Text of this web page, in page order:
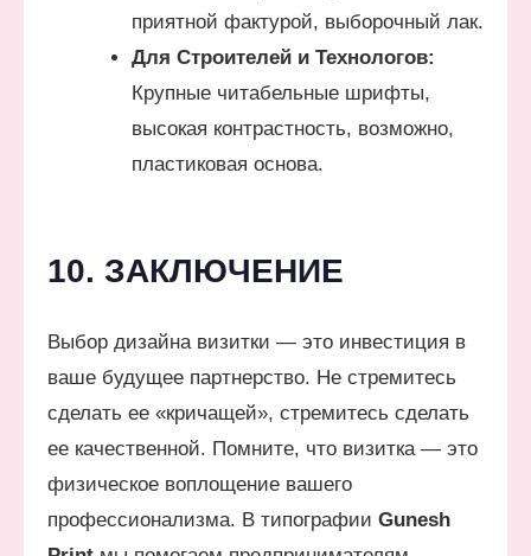
приятной фактурой, выборочный лак.
Для Строителей и Технологов:
Крупные читабельные шрифты,
высокая контрастность, возможно,
пластиковая основа.
10. ЗАКЛЮЧЕНИЕ
Выбор дизайна визитки — это инвестиция в
ваше будущее партнерство. Не стремитесь
сделать ее «кричащей», стремитесь сделать
ее качественной. Помните, что визитка — это
физическое воплощение вашего
профессионализма. В типографии Gunesh